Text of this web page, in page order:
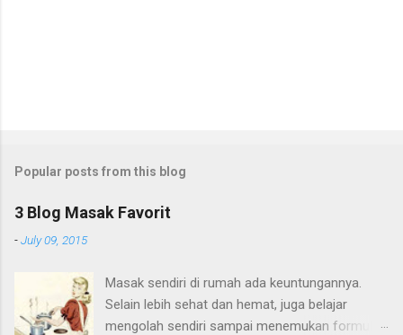
Popular posts from this blog
3 Blog Masak Favorit
-July 09, 2015
Masak sendiri di rumah ada keuntungannya.
Selain lebih sehat dan hemat, juga belajar
mengolah sendiri sampai menemukan formula